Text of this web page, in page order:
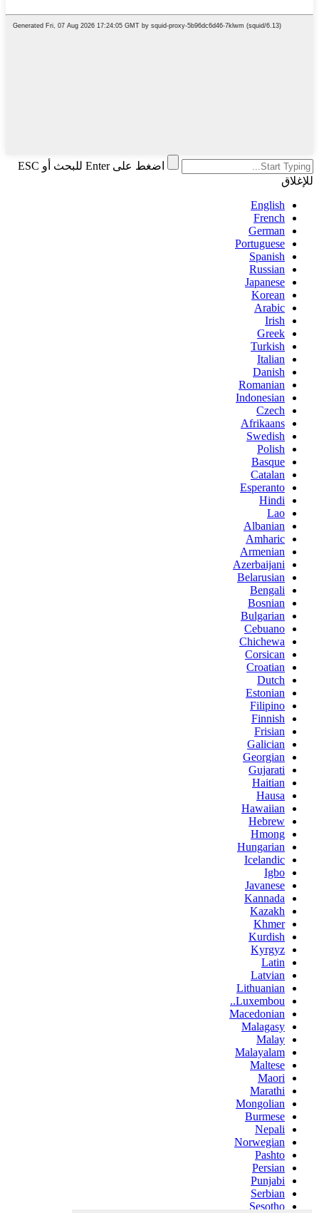
اضغط على Enter للبحث أو ESC
للإغلاق
English
French
German
Portuguese
Spanish
Russian
Japanese
Korean
Arabic
Irish
Greek
Turkish
Italian
Danish
Romanian
Indonesian
Czech
Afrikaans
Swedish
Polish
Basque
Catalan
Esperanto
Hindi
Lao
Albanian
Amharic
Armenian
Azerbaijani
Belarusian
Bengali
Bosnian
Bulgarian
Cebuano
Chichewa
Corsican
Croatian
Dutch
Estonian
Filipino
Finnish
Frisian
Galician
Georgian
Gujarati
Haitian
Hausa
Hawaiian
Hebrew
Hmong
Hungarian
Icelandic
Igbo
Javanese
Kannada
Kazakh
Khmer
Kurdish
Kyrgyz
Latin
Latvian
Lithuanian
Luxembou..
Macedonian
Malagasy
Malay
Malayalam
Maltese
Maori
Marathi
Mongolian
Burmese
Nepali
Norwegian
Pashto
Persian
Punjabi
Serbian
Sesotho